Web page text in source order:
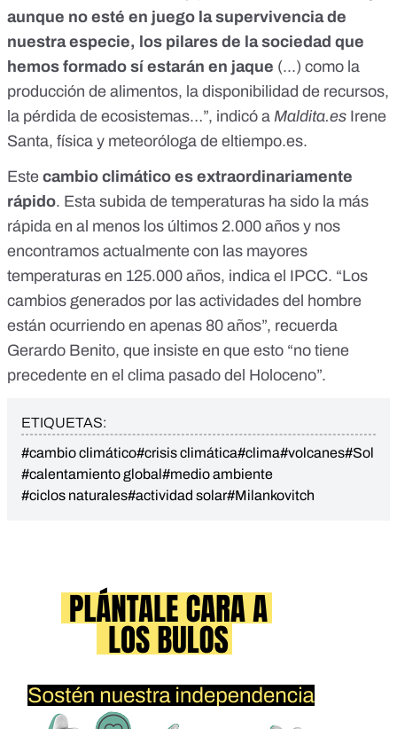
aunque no esté en juego la supervivencia de
nuestra especie, los pilares de la sociedad que
hemos formado sí estarán en jaque (...) como la
producción de alimentos, la disponibilidad de recursos,
la pérdida de ecosistemas…”, indicó a Maldita.es Irene
Santa, física y meteoróloga de eltiempo.es.
Este cambio climático es extraordinariamente
rápido. Esta subida de temperaturas ha sido la más
rápida en al menos los últimos 2.000 años y nos
encontramos actualmente con las mayores
temperaturas en 125.000 años, indica el IPCC. “Los
cambios generados por las actividades del hombre
están ocurriendo en apenas 80 años”, recuerda
Gerardo Benito, que insiste en que esto “no tiene
precedente en el clima pasado del Holoceno”.
ETIQUETAS:
#cambio climático#crisis climática#clima#volcanes#Sol
#calentamiento global#medio ambiente
#ciclos naturales#actividad solar#Milankovitch